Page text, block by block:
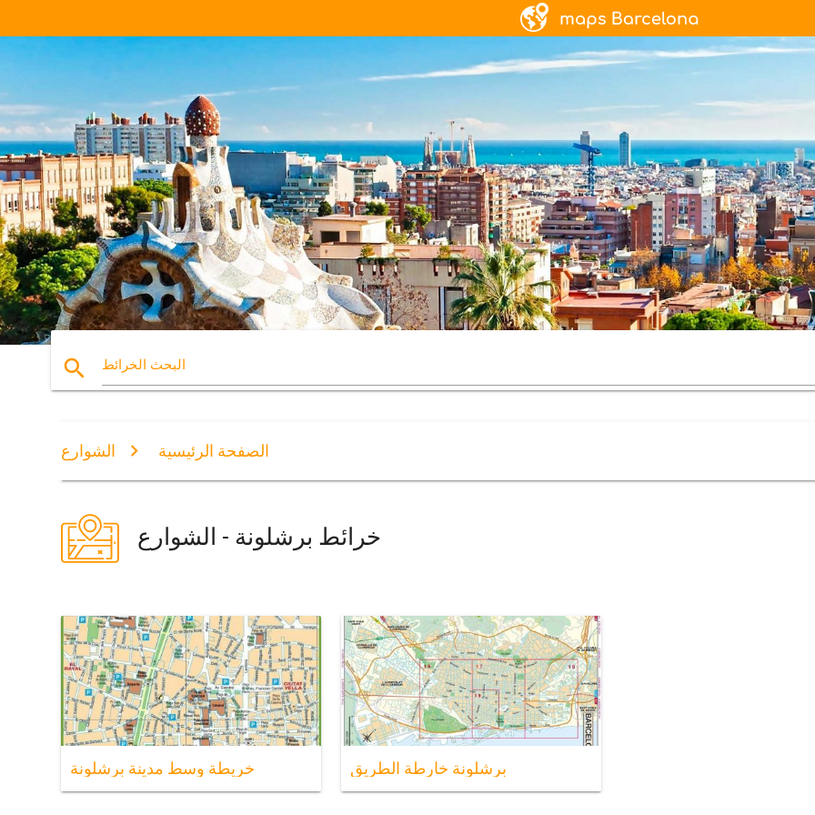
search البحث الخرائط
الصفحة الرئيسية الشوارع
خرائط برشلونة - الشوارع
خريطة وسط مدينة برشلونة برشلونة خارطة الطريق